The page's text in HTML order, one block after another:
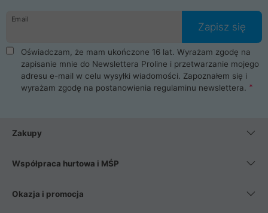
Email
Zapisz się
Oświadczam, że mam ukończone 16 lat. Wyrażam zgodę na
zapisanie mnie do Newslettera Proline i przetwarzanie mojego
adresu e-mail w celu wysyłki wiadomości. Zapoznałem się i
wyrażam zgodę na postanowienia regulaminu newslettera.
Zakupy
Współpraca hurtowa i MŚP
Okazja i promocja